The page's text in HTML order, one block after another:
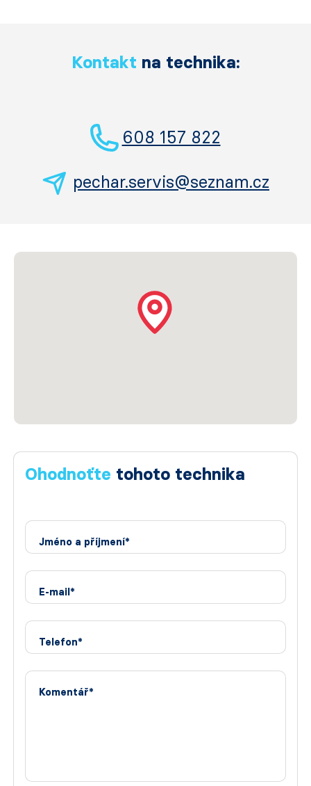
Kontakt na technika:
608 157 822
pechar.servis@seznam.cz
Ohodnoťte tohoto technika
Jméno a příjmení*
E-mail*
Telefon*
Komentář*